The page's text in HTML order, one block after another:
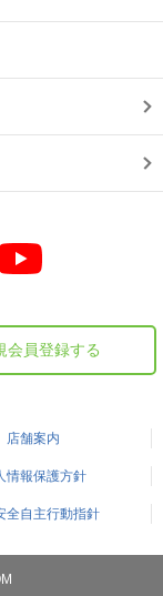
会員登録する
店舗案内
情報保護方針
全自主行動指針